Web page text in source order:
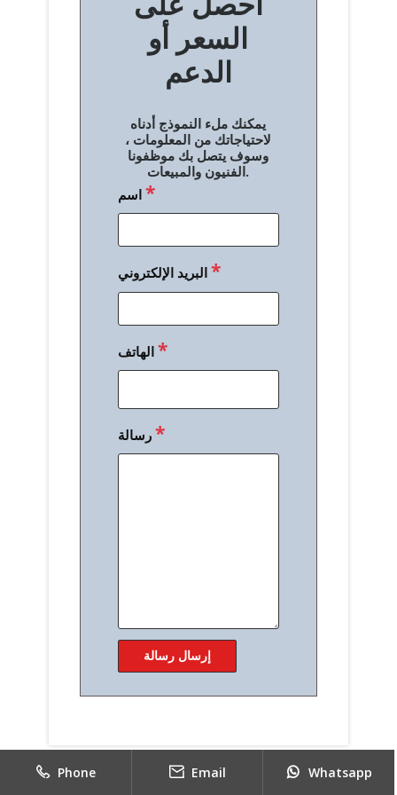
السعر أو
الدعم
يمكنك ملء النموذج أدناه
لاحتياجاتك من المعلومات ،
وسوف يتصل بك موظفونا
الفنيون والمبيعات.
اسم*
البريد الإلكتروني*
الهاتف*
رسالة*
Phone Email Whatsapp